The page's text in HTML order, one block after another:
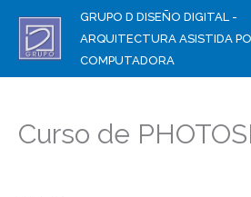
contenido
GRUPO D DISEÑO DIGITAL -
ARQUITECTURA ASISTIDA
COMPUTADORA
Curso de